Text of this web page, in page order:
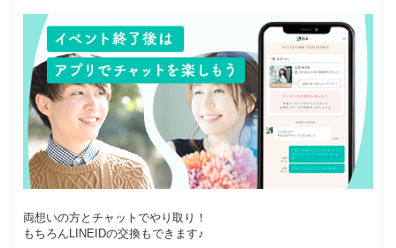
両想いの方とチャットでやり取り！
もちろんLINEIDの交換もできます♪